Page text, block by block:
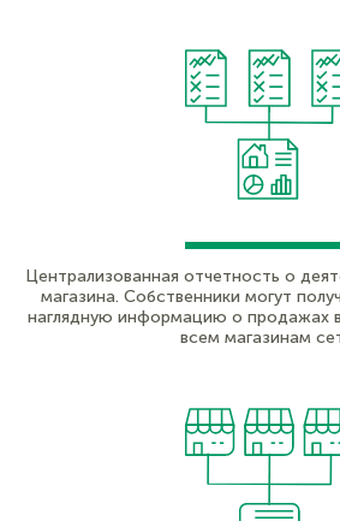
Централизованная отчетность о
магазина. Собственники могут
наглядную информацию о продажах
всем магазинам